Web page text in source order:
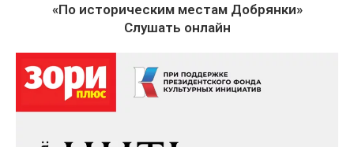
«По историческим местам Добрянки»
Слушать онлайн